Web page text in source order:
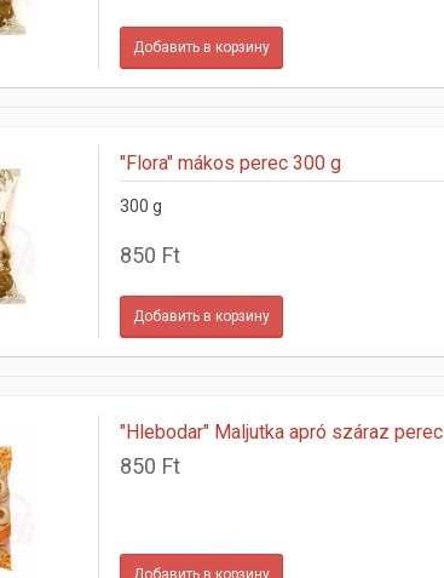
"Flora" mákos perec 300 g
300 g
850 Ft
"Hlebodar" Maljutka apró száraz
850 Ft